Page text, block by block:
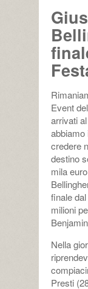
Event
arrivati
abbiamo
credere
destino
mila
finale
milioni
Nella
Presti